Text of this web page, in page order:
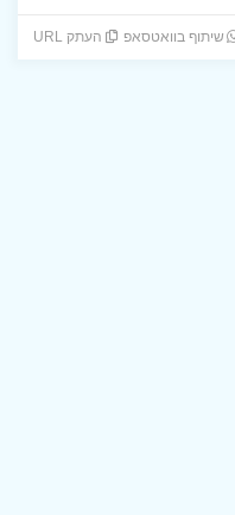
שיתוף בוואטסאפ העתק URL